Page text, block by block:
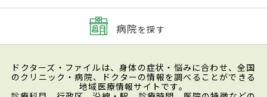
病院を探す
ドクターズ・ファイルは、身体の症状・悩みに合わせ、全国
のクリニック・病院、ドクターの情報を調べることができる
地域医療情報サイトです。